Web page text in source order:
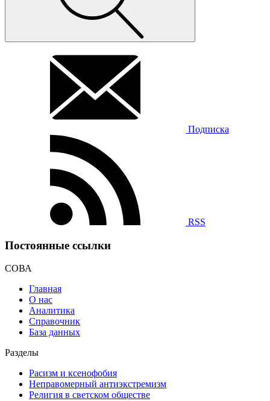
Подписка
RSS
Постоянные ссылки
СОВА
Главная
О нас
Аналитика
Справочник
База данных
Разделы
Расизм и ксенофобия
Неправомерный антиэкстремизм
Религия в светском обществе